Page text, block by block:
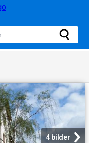
4 bilder